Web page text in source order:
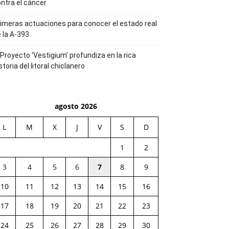
el cáncer
actuaciones para conocer el estado real
la A-393
Proyecto ‘Vestigium’ profundiza en la rica
del litoral chiclanero
agosto 2026
L M X J V S D
1
2
3
4 5 6 7 8
9
10
11 12 13 14 15
16
17
18 19 20 21 22
23
24
25 26 27 28 29
30